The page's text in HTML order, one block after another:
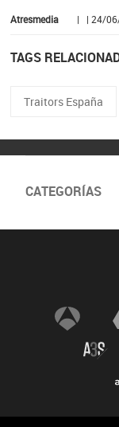
Atresmedia | | 24/
TAGS
Traitors España
CATEGORÍAS